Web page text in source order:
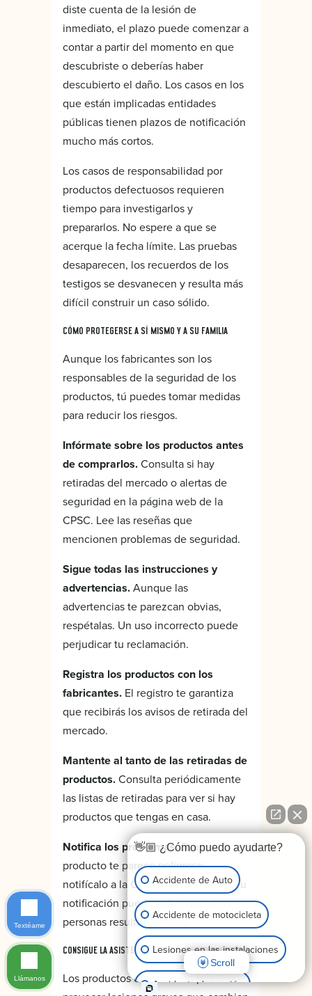
diste cuenta de la lesión de
inmediato, el plazo puede comenzar a
contar a partir del momento en que
descubriste o deberías haber
descubierto el daño. Los casos en los
que están implicadas entidades
públicas tienen plazos de notificación
mucho más cortos.
Los casos de responsabilidad por
productos defectuosos requieren
tiempo para investigarlos y
prepararlos. No espere a que se
acerque la fecha límite. Las pruebas
desaparecen, los recuerdos de los
testigos se desvanecen y resulta más
difícil construir un caso sólido.
CÓMO PROTEGERSE A SÍ MISMO Y A SU FAMILIA
Aunque los fabricantes son los
responsables de la seguridad de los
productos, tú puedes tomar medidas
para reducir los riesgos.
Infórmate sobre los productos antes
de comprarlos.Consulta si hay
retiradas del mercado o alertas de
seguridad en la página web de la
CPSC. Lee las reseñas que
mencionen problemas de seguridad.
Sigue todas las instrucciones y
advertencias.Aunque las
advertencias te parezcan obvias,
respétalas. Un uso incorrecto puede
perjudicar tu reclamación.
Registra los productos con los
fabricantes. El registro te garantiza
que recibirás los avisos de retirada del
mercado.
Mantente al tanto de las retiradas de
productos.Consulta periódicamente
las listas de retiradas para ver si hay
productos que tengas en casa.
Notifica los problemas.Si un
producto te parece peligroso,
notifícalo a la CPSC y al fabricante. Tu
notificación puede evitar que otras
personas resulten heridas.
CONSIGUE LA ASISTENCIA JURÍDICA QUE TE MERECES
Los productos defectuosos pueden
👋🏼 ¿Cómo puedo ayudarte?
Accidente de Auto
Accidente de motocicleta
Lesiones en las instalaciones
Accidente de camión
Scroll
Textéame
Llámanos